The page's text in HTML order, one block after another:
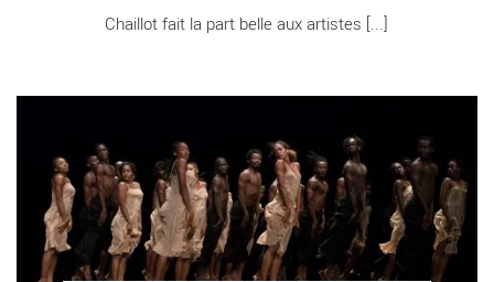
Chaillot fait la part belle aux artistes [...]
Pina Bausch à des interprètes africains. Une expérience
intense. - Critique sortie Danse Paris